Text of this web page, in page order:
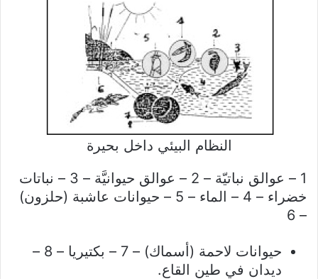
النظام البيئي داخل بحيرة
1 – عوالق نباتيّة – 2 – عوالق حيوانيَّة – 3 – نباتات
خضراء – 4 – الماء – 5 – حيوانات عاشبة (حلزون)
– 6
حيوانات لاحمة (أسماك) – 7 – بكتيريا – 8 –
ديدان في طين القاع.